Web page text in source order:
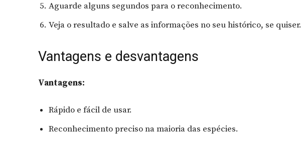
Aguarde alguns segundos para o reconhecimento.
Veja o resultado e salve as informações no seu histórico, se quiser.
Vantagens e desvantagens
Vantagens:
Rápido e fácil de usar.
Reconhecimento preciso na maioria das espécies.